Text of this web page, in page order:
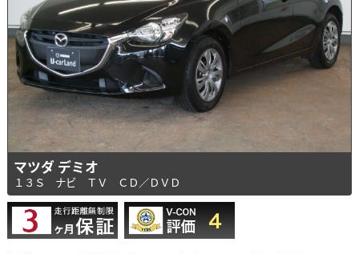
マツダ デミオ
１３Ｓ ナビ ＴＶ ＣＤ／ＤＶＤ